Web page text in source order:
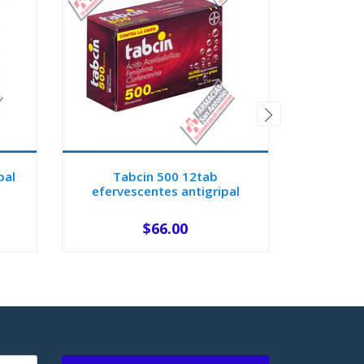
Tabcin 500 12tab
efervescentes antigripal
+
$66.00